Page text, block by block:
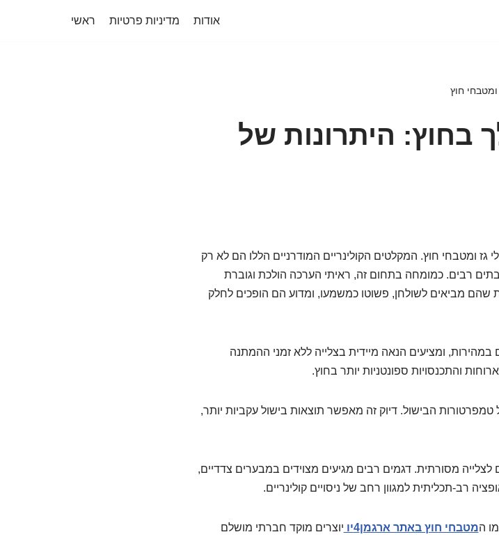
אודות מדיניות פרטיות ראשי
חוץ
בחוץ: היתרונות של
גז ומטבחי חוץ. המקלטים הקולינריים המודרניים הללו הם לא רק
רבים. כמומחה בתחום זה, ראיתי הערכה הולכת וגוברת
שהם מביאים לשולחן, פשוטו כמשמעו, ומדוע הם הופכים לחלק
במהירות, ומציעים הנאה מיידית בצלייה ללא זמני ההמתנה
והתכנסויות ספונטניות יותר בחוץ.
הבישול. דיוק זה מאפשר תוצאות בישול עקביות יותר,
לצלייה מסורתית. דגמים רבים מגיעים מצוידים במבערים צדדיים,
רב-תכליתית למגוון רחב של ניסויים קולינריים.
המטבחי חוץ באתר ארגמן4יו
יוצרים מוקד חברתי מושלם